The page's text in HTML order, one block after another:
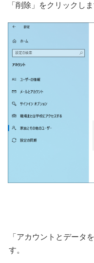
「削除」をクリックしま
「アカウントとデータ
す。